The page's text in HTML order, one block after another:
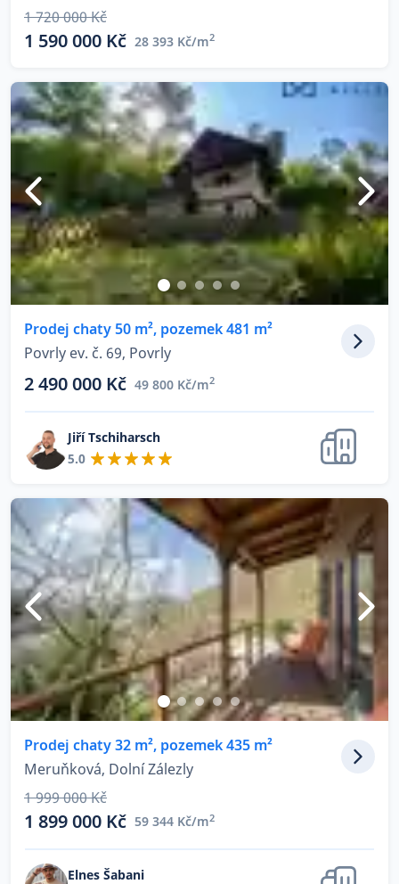
1 720 000 Kč
1 590 000 Kč 28 393 Kč/m2
Prodej chaty 50 m², pozemek 481 m²
Povrly ev. č. 69, Povrly
2 490 000 Kč 49 800 Kč/m2
Jiří Tschiharsch
5.0
Prodej chaty 32 m², pozemek 435 m²
Meruňková, Dolní Zálezly
1 999 000 Kč
1 899 000 Kč 59 344 Kč/m2
Elnes Šabani